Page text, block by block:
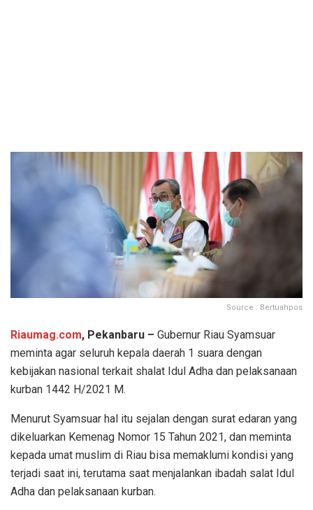
Source : Bertuahpos
Riaumag.com, Pekanbaru – Gubernur Riau Syamsuar
meminta agar seluruh kepala daerah 1 suara dengan
kebijakan nasional terkait shalat Idul Adha dan pelaksanaan
kurban 1442 H/2021 M.
Menurut Syamsuar hal itu sejalan dengan surat edaran yang
dikeluarkan Kemenag Nomor 15 Tahun 2021, dan meminta
kepada umat muslim di Riau bisa memaklumi kondisi yang
terjadi saat ini, terutama saat menjalankan ibadah salat Idul
Adha dan pelaksanaan kurban.